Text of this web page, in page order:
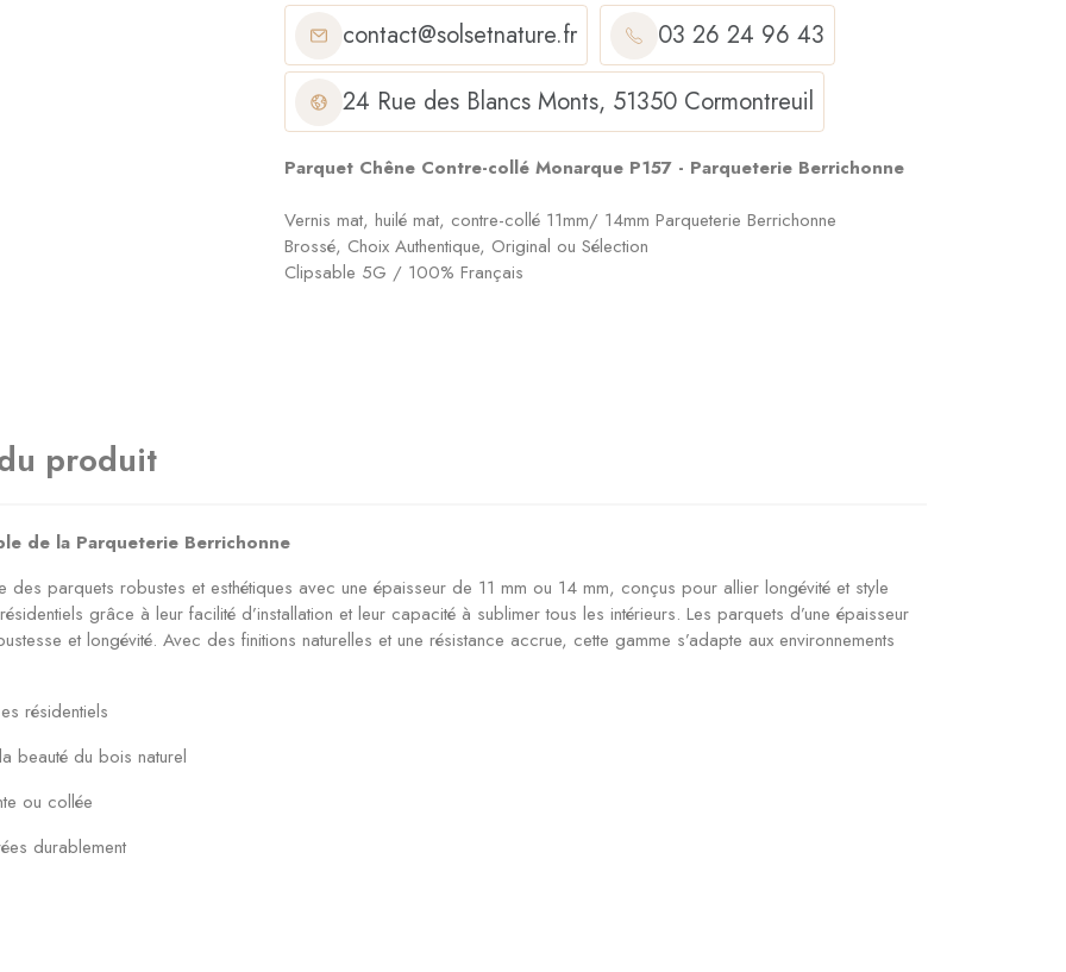
contact@solsetnature.fr
03 26 24 96 43
24 Rue des Blancs Monts, 51350 Cormontreuil
Parquet Chêne Contre-collé Monarque P157 - Parqueterie Berrichonne
Vernis mat, huilé mat, contre-collé 11mm/ 14mm Parqueterie Berrichonne
Brossé, Choix Authentique, Original ou Sélection
Clipsable 5G / 100% Français
produit
de la Parqueterie Berrichonne
parquets robustes et esthétiques avec une épaisseur de 11 mm ou 14 mm, conçus pour allier longévité et style
grâce à leur facilité d’installation et leur capacité à sublimer tous les intérieurs. Les parquets d’une épaisseur
et longévité. Avec des finitions naturelles et une résistance accrue, cette gamme s’adapte aux environnements
résidentiels
beauté du bois naturel
ou collée
durablement